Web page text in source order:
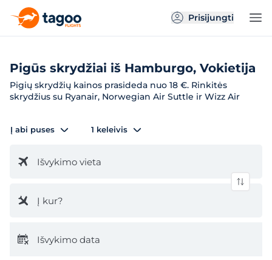
Prisijungti
Pigūs skrydžiai iš Hamburgo, Vokietija
Pigių skrydžių kainos prasideda nuo 18 €. Rinkitės
skrydžius su Ryanair, Norwegian Air Suttle ir Wizz Air
Į abi puses 1 keleivis
Išvykimo vieta
Į kur?
Išvykimo data